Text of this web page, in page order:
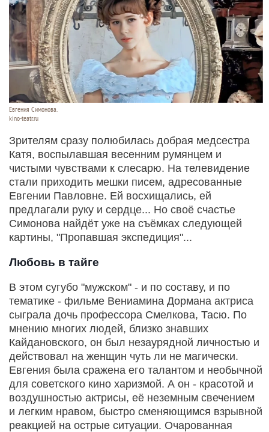
Евгения Симонова.
kino-teatr.ru
Зрителям сразу полюбилась добрая медсестра
Катя, воспылавшая весенним румянцем и
чистыми чувствами к слесарю. На телевидение
стали приходить мешки писем, адресованные
Евгении Павловне. Ей восхищались, ей
предлагали руку и сердце... Но своё счастье
Симонова найдёт уже на съёмках следующей
картины, "Пропавшая экспедиция"...
Любовь в тайге
В этом сугубо "мужском" - и по составу, и по
тематике - фильме Вениамина Дормана актриса
сыграла дочь профессора Смелкова, Тасю. По
мнению многих людей, близко знавших
Кайдановского, он был незаурядной личностью и
действовал на женщин чуть ли не магически.
Евгения была сражена его талантом и необычной
для советского кино харизмой. А он - красотой и
воздушностью актрисы, её неземным свечением
и легким нравом, быстро сменяющимся взрывной
реакцией на острые ситуации. Очарованная